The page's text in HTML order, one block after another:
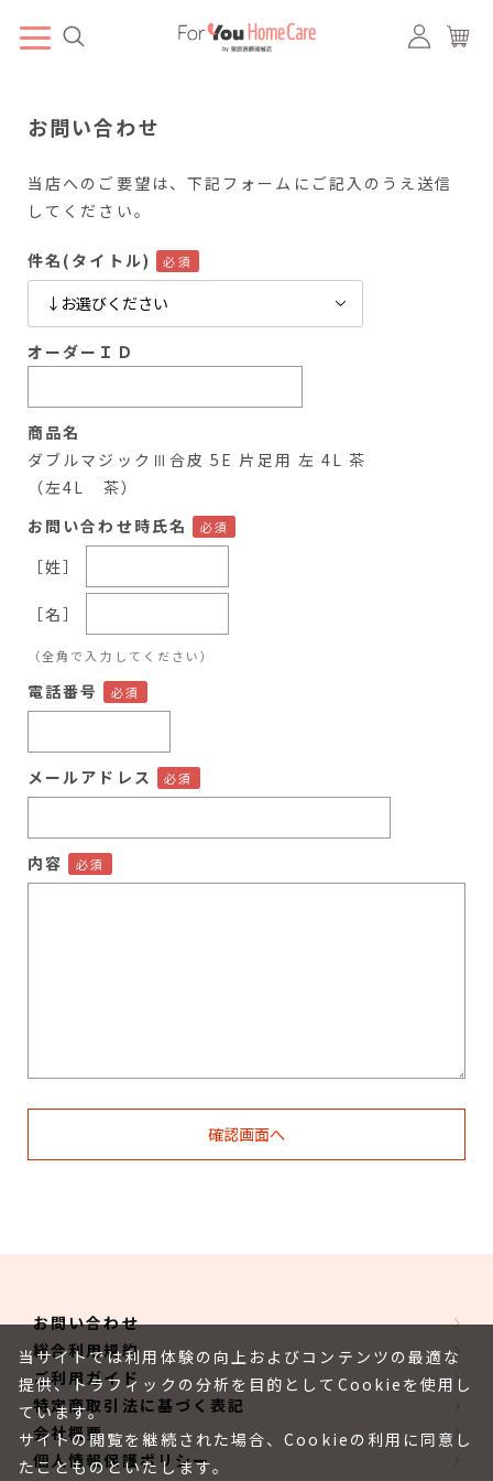
お問い合わせ
当店へのご要望は、下記フォームにご記入のうえ送信
してください。
件名(タイトル)
オーダーＩＤ
商品名
ダブルマジックⅢ合皮 5E 片足用 左 4L 茶
（左4L 茶）
お問い合わせ時氏名
［姓］
［名］
（全角で入力してください）
電話番号
メールアドレス
内容
お問い合わせ
総合利用規約
ご利用ガイド
特定商取引法に基づく表記
会社概要
個人情報保護ポリシー
当サイトでは利用体験の向上およびコンテンツの最適な
提供、トラフィックの分析を目的としてCookieを使用し
ています。
サイトの閲覧を継続された場合、Cookieの利用に同意し
たことものといたします。